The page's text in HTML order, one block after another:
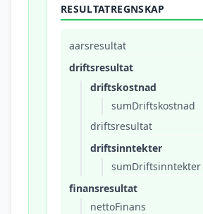
RESULTATREGNSKAP
aarsresultat
driftsresultat
driftskostnad
sumDriftskostnad
driftsresultat
driftsinntekter
sumDriftsinntekter
finansresultat
nettoFinans